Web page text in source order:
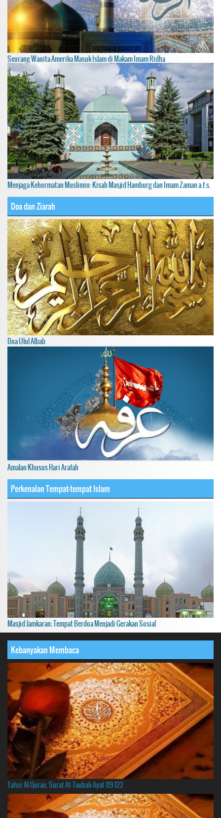
Seorang Wanita Amerika Masuk Islam di Makam Imam Ridha
Menjaga Kehormatan Muslimin: Kisah Masjid Hamburg dan Imam Zaman a.f.s.
Doa dan Ziarah
Doa Ulul Albab
Amalan Khusus Hari Arafah
Perkenalan Tempat-tempat Islam
Masjid Jamkaran; Tempat Berdoa Menjadi Gerakan Sosial
Kebanyakan Membaca
Tafsir Al-Quran, Surat At-Taubah Ayat 119-122